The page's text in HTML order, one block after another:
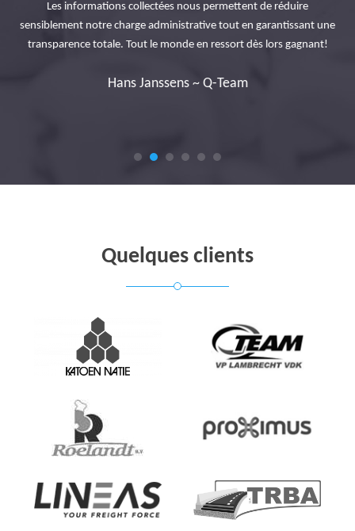
Les informations collectées nous permettent de réduire
sensiblement notre charge administrative tout en garantissant une
transparence totale. Tout le monde en ressort dès lors gagnant!
Hans Janssens ~ Q-Team
Quelques clients